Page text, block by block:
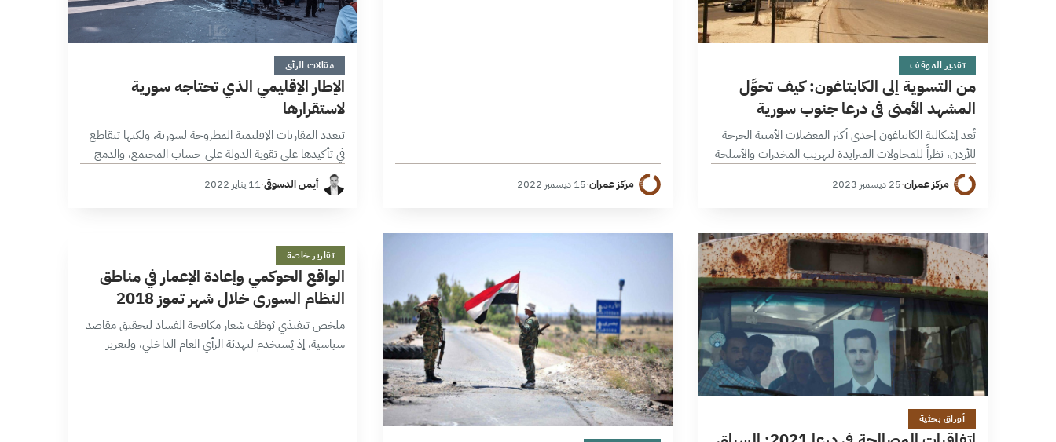
7 دقائق
تقدير الموقف
من التسوية إلى الكابتاغون: كيف تحوَّل
المشهد الأمني في درعا جنوب سورية
تُعد إشكالية الكابتاغون إحدى أكثر المعضلات الأمنية الحرجة
للأردن، نظراً للمحاولات المتزايدة لتهريب المخدرات والأسلحة
عبر حدوده التي أصبحت تهديداً للأمن الوطني الأردني
وفق ورقة التقدير الرسمية، بالإضافة إلى عدم نجاعة الآليات
مركز عمران·25 ديسمبر 2023 مركز عمران·15 ديسمبر 2022
5 دقائق
مقالات الرأي
الإطار الإقليمي الذي تحتاجه سورية
لاستقرارها
تتعدد المقاربات الإقليمية المطروحة لسورية، ولكنها تتقاطع
في تأكيدها على تقوية الدولة على حساب المجتمع، والدمج
الإقليمي كمدخل لإعادة الاستقرار لسورية، في حين أن المراد
إطار إقليمي يصون الدولة، ولا…
أيمن الدسوقي·11 يناير 2022
12 دقائق
أوراق بحثية
13 دقائق
ا
28 دقائق
تقارير خاصة
الواقع الحوكمي وإعادة الإعمار في مناطق
النظام السوري خلال شهر تموز 2018
ملخص تنفيذي يُوظف شعار مكافحة الفساد لتحقيق مقاصد
سياسية، إذ يُستخدم لتهدئة الرأي العام الداخلي، ولتعزيز